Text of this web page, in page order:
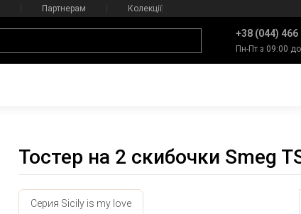
Партнерам Колекції
+38 (044) 466
Пн-Пт з 09:00
Тостер на 2 скибочки Smeg
Серия Sicily is my love